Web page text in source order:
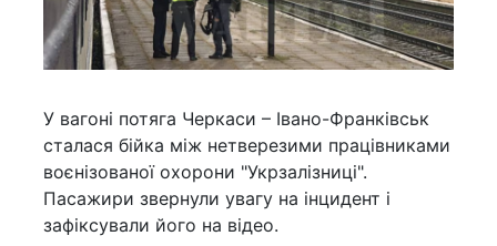
У вагоні потяга Черкаси – Івано-Франківськ
сталася бійка між нетверезими працівниками
воєнізованої охорони "Укрзалізниці".
Пасажири звернули увагу на інцидент і
зафіксували його на відео.